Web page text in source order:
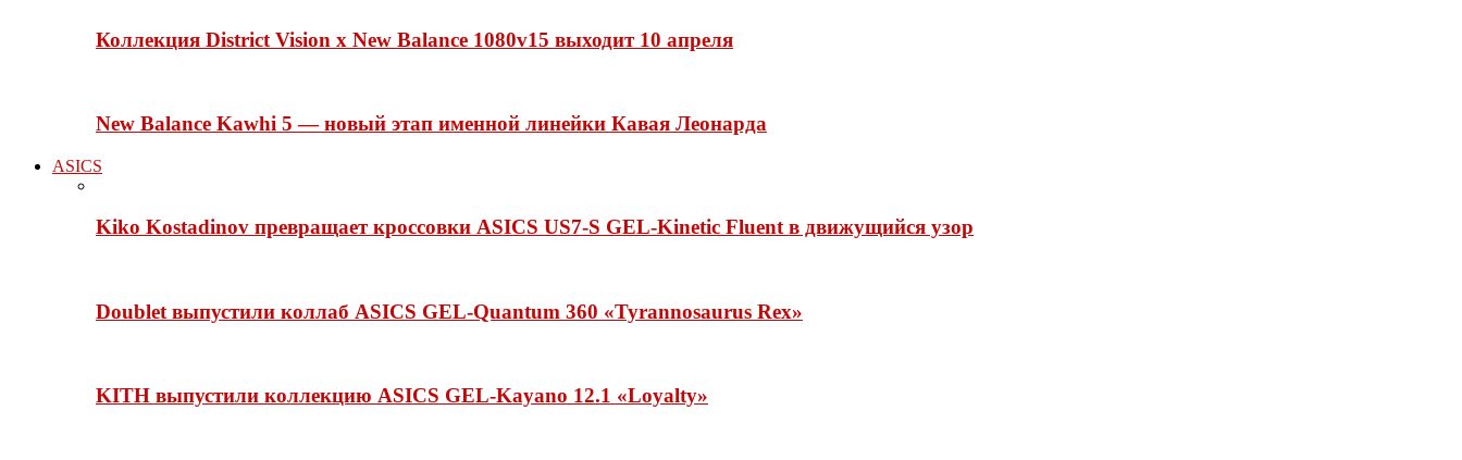
Коллекция District Vision x New Balance 1080v15 выходит 10 апреля
New Balance Kawhi 5 — новый этап именной линейки Кавая Леонарда
ASICS
Kiko Kostadinov превращает кроссовки ASICS US7-S GEL-Kinetic Fluent в движущийся узор
Doublet выпустили коллаб ASICS GEL-Quantum 360 «Tyrannosaurus Rex»
KITH выпустили коллекцию ASICS GEL-Kayano 12.1 «Loyalty»